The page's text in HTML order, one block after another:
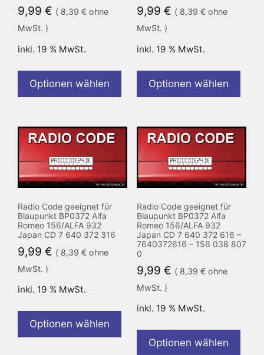
9,99 € ( 8,39 € ohne
MwSt. )
inkl. 19 % MwSt.
Optionen wählen
9,99 € ( 8,39 €ohne
MwSt. )
inkl. 19 % MwSt.
Optionen wählen
Radio Code geeignet für
Blaupunkt BP0372 Alfa
Romeo 156/ALFA 932
Japan CD 7 640 372 316
9,99 € ( 8,39 € ohne
MwSt. )
inkl. 19 % MwSt.
Optionen wählen
Radio Code geeignet für
Blaupunkt BP0372 Alfa
Romeo 156/ALFA 932
Japan CD 7 640 372 616 –
7640372616 – 156 038 807
0
9,99 € ( 8,39 €ohne
MwSt. )
inkl. 19 % MwSt.
Optionen wählen